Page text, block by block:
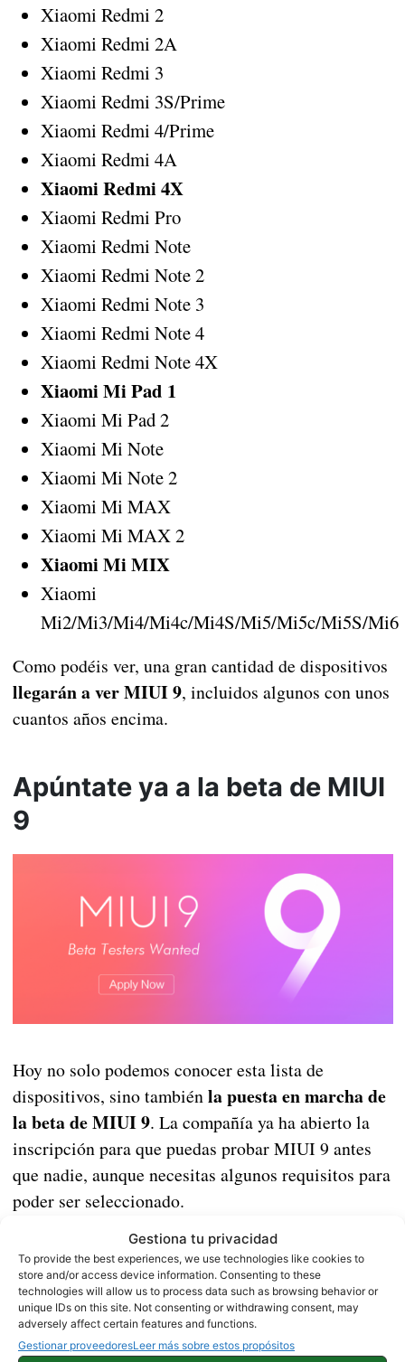
Gestiona tu privacidad
To provide the best experiences, we use technologies like cookies to
store and/or access device information. Consenting to these
technologies will allow us to process data such as browsing behavior or
unique IDs on this site. Not consenting or withdrawing consent, may
adversely affect certain features and functions.
Gestionar proveedoresLeer más sobre estos propósitos
Xiaomi Redmi 2
Xiaomi Redmi 2A
Xiaomi Redmi 3
Xiaomi Redmi 3S/Prime
Xiaomi Redmi 4/Prime
Xiaomi Redmi 4A
Xiaomi Redmi 4X
Xiaomi Redmi Pro
Xiaomi Redmi Note
Xiaomi Redmi Note 2
Xiaomi Redmi Note 3
Xiaomi Redmi Note 4
Xiaomi Redmi Note 4X
Xiaomi Mi Pad 1
Xiaomi Mi Pad 2
Xiaomi Mi Note
Xiaomi Mi Note 2
Xiaomi Mi MAX
Xiaomi Mi MAX 2
Xiaomi Mi MIX
Xiaomi
Mi2/Mi3/Mi4/Mi4c/Mi4S/Mi5/Mi5c/Mi5S/Mi6
Como podéis ver, una gran cantidad de dispositivos
llegarán a ver MIUI 9, incluidos algunos con unos
cuantos años encima.
Apúntate ya a la beta de MIUI
9
Hoy no solo podemos conocer esta lista de
dispositivos, sino tambiénla puesta en marcha de
la beta de MIUI 9. La compañía ya ha abierto la
inscripción para que puedas probar MIUI 9 antes
que nadie, aunque necesitas algunos requisitos para
poder ser seleccionado.
Comunicarte en inglés
Tener instalado el servicio de mensajería QQ
Tener experiencia con ROMs y sobre todo con
MIUI